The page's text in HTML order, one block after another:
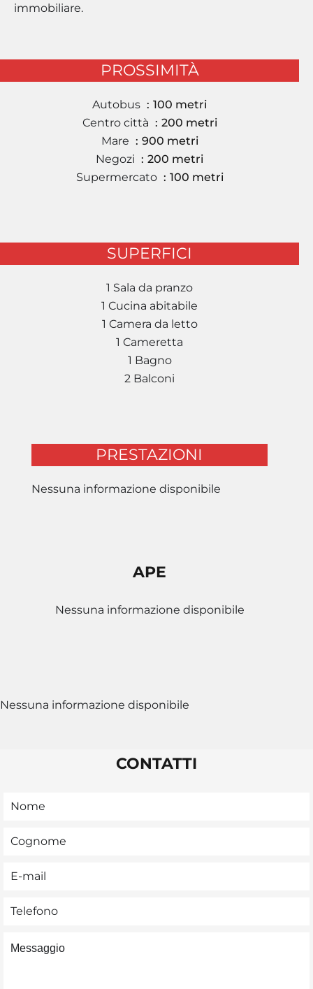
immobiliare.
PROSSIMITÀ
Autobus
100 metri
Centro città
200 metri
Mare
900 metri
Negozi
200 metri
Supermercato
100 metri
SUPERFICI
1 Sala da pranzo
1 Cucina abitabile
1 Camera da letto
1 Cameretta
1 Bagno
2 Balconi
PRESTAZIONI
Nessuna informazione disponibile
APE
Nessuna informazione disponibile
Nessuna informazione disponibile
CONTATTI